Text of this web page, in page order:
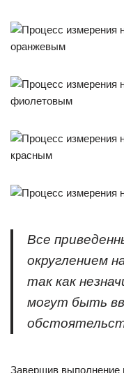
Все
округлением
так как
могут быть
Завершив выполнение